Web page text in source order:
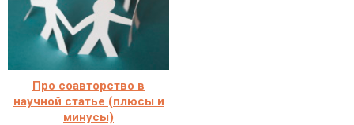
Про соавторство в
научной статье (плюсы и
минусы)